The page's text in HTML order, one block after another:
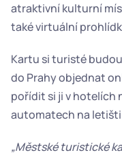
atraktivní kulturní
také virtuální
Kartu si turisté
do Prahy objednat
pořídit si ji v hotelích
automatech na
„Městské turistické